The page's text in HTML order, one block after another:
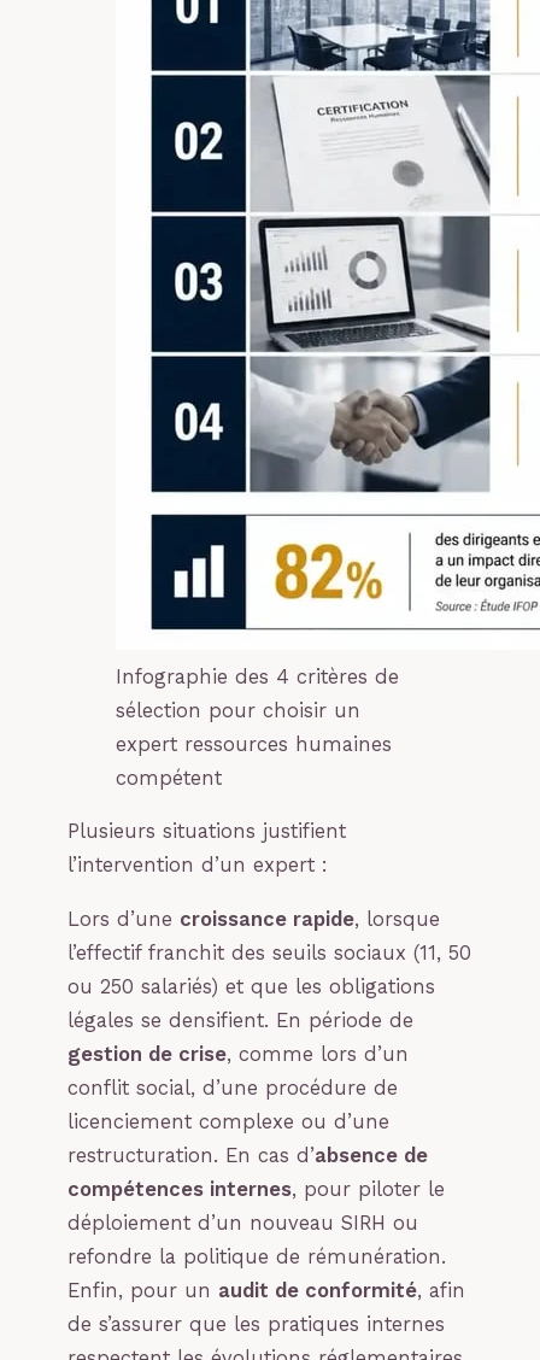
Infographie des 4 critères de
sélection pour choisir un
expert ressources humaines
compétent
Plusieurs situations justifient
l’intervention d’un expert :
Lors d’une croissance rapide, lorsque
l’effectif franchit des seuils sociaux (11, 50
ou 250 salariés) et que les obligations
légales se densifient. En période de
gestion de crise, comme lors d’un
conflit social, d’une procédure de
licenciement complexe ou d’une
restructuration. En cas d’absence de
compétences internes, pour piloter le
déploiement d’un nouveau SIRH ou
refondre la politique de rémunération.
Enfin, pour un audit de conformité, afin
de s’assurer que les pratiques internes